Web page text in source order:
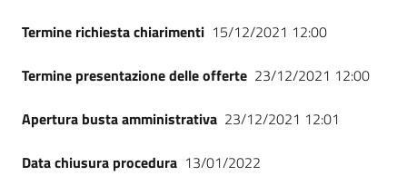
Termine richiesta chiarimenti 15/12/2021 12:00
Termine presentazione delle offerte 23/12/2021 12:00
Apertura busta amministrativa 23/12/2021 12:01
Data chiusura procedura 13/01/2022